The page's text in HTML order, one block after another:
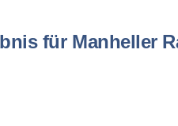
für Manheller